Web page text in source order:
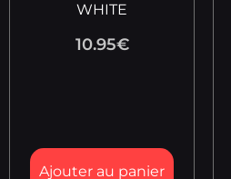
WHITE
10.95€
Ajouter au panier